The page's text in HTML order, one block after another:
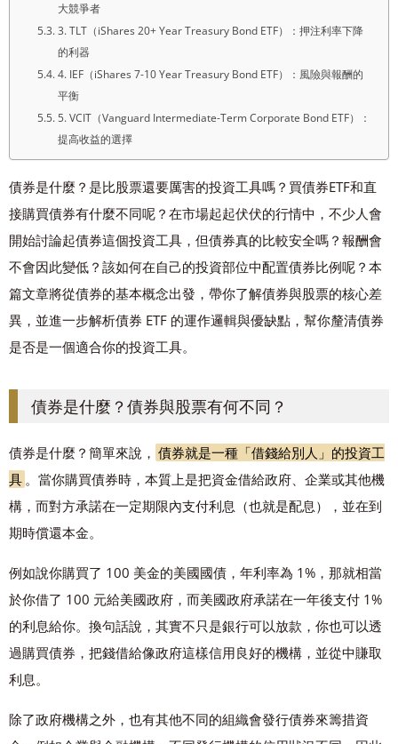
大競爭者
3. TLT（iShares 20+ Year Treasury Bond ETF）：押注利率下降
的利器
4. IEF（iShares 7-10 Year Treasury Bond ETF）：風險與報酬的
平衡
5. VCIT（Vanguard Intermediate-Term Corporate Bond ETF）：
提高收益的選擇
債券是什麼？是比股票還要厲害的投資工具嗎？買債券ETF和直
接購買債券有什麼不同呢？在市場起起伏伏的行情中，不少人會
開始討論起債券這個投資工具，但債券真的比較安全嗎？報酬會
不會因此變低？該如何在自己的投資部位中配置債券比例呢？本
篇文章將從債券的基本概念出發，帶你了解債券與股票的核心差
異，並進一步解析債券 ETF 的運作邏輯與優缺點，幫你釐清債券
是否是一個適合你的投資工具。
債券是什麼？債券與股票有何不同？
債券是什麼？簡單來說， 債券就是一種「借錢給別人」的投資工
具 。當你購買債券時，本質上是把資金借給政府、企業或其他機
構，而對方承諾在一定期限內支付利息（也就是配息），並在到
期時償還本金。
例如說你購買了 100 美金的美國國債，年利率為 1%，那就相當
於你借了 100 元給美國政府，而美國政府承諾在一年後支付 1%
的利息給你。換句話說，其實不只是銀行可以放款，你也可以透
過購買債券，把錢借給像政府這樣信用良好的機構，並從中賺取
利息。
除了政府機構之外，也有其他不同的組織會發行債券來籌措資